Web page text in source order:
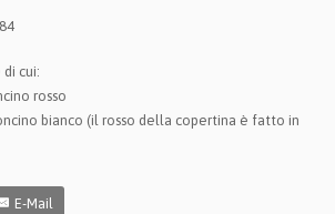
di cui:
rosso
bianco (il rosso della copertina è fatto in
E-Mail